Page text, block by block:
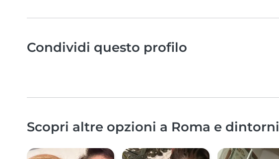
Condividi questo profilo
Scopri altre opzioni a Roma e dintorni